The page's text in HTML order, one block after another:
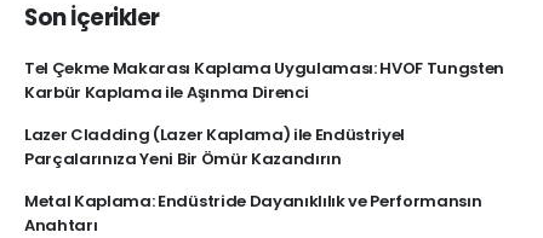
Son İçerikler
Tel Çekme Makarası Kaplama Uygulaması: HVOF Tungsten
Karbür Kaplama ile Aşınma Direnci
Lazer Cladding (Lazer Kaplama) ile Endüstriyel
Parçalarınıza Yeni Bir Ömür Kazandırın
Metal Kaplama: Endüstride Dayanıklılık ve Performansın
Anahtarı